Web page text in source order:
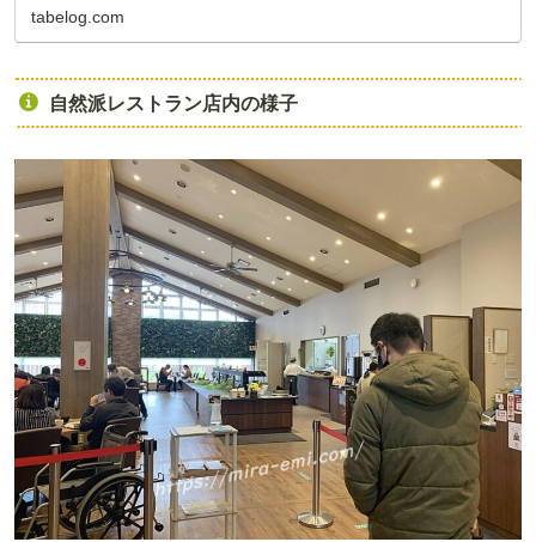
tabelog.com
自然派レストラン店内の様子